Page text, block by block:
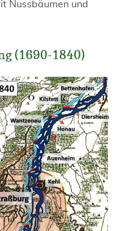
Nussbäumen und
(1690-1840)